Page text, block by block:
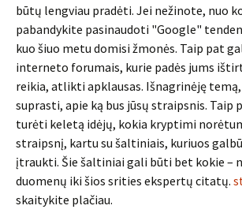
būtų lengviau pradėti. Jei nežinote, nuo
pabandykite pasinaudoti "Google"
kuo šiuo metu domisi žmonės. Taip pat
interneto forumais, kurie padės jums
reikia, atlikti apklausas. Išnagrinėję
suprasti, apie ką bus jūsų straipsnis.
turėti keletą idėjų, kokia kryptimi
straipsnį, kartu su šaltiniais, kuriuos
įtraukti. Šie šaltiniai gali būti bet kokie –
duomenų iki šios srities ekspertų citatų.
skaitykite plačiau.